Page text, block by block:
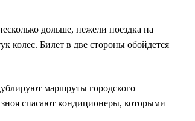
дольше, нежели поездка на
колес. Билет в две стороны обойдется
маршруты городского
спасают кондиционеры, которыми